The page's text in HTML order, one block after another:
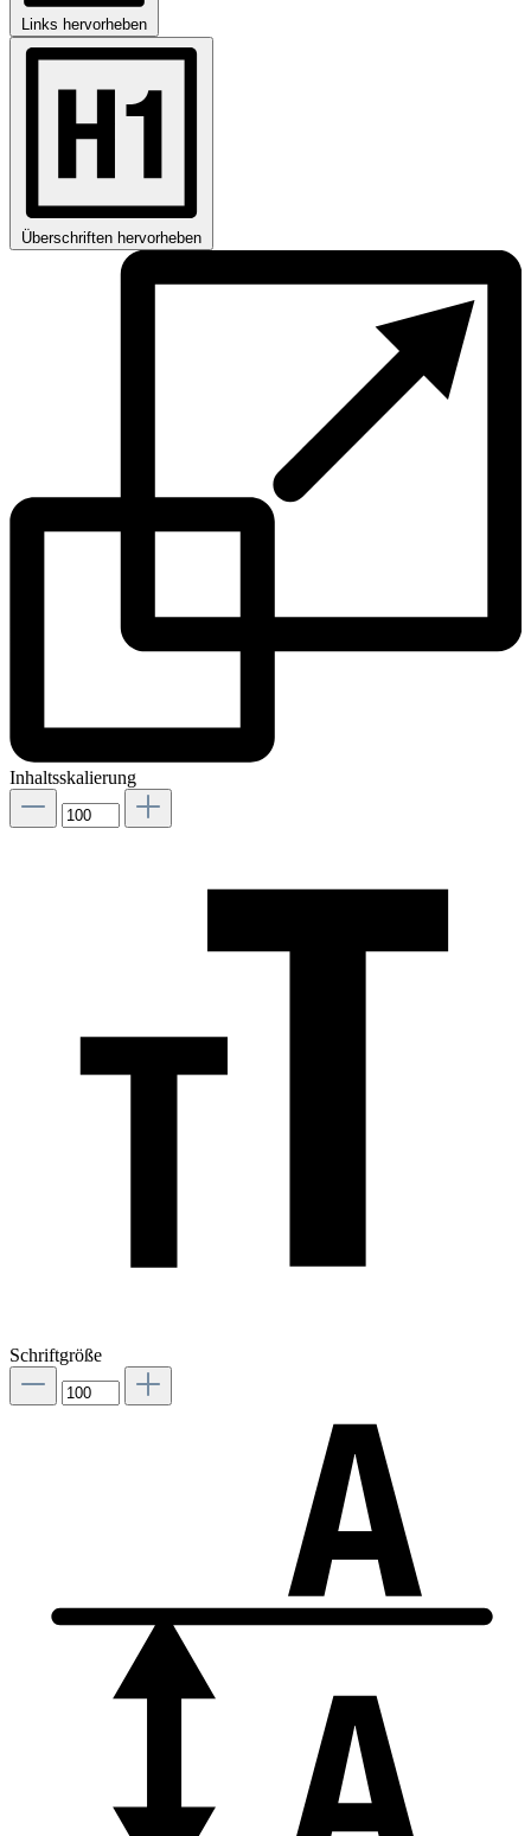
Links hervorheben
Überschriften hervorheben
Inhaltsskalierung
Schriftgröße